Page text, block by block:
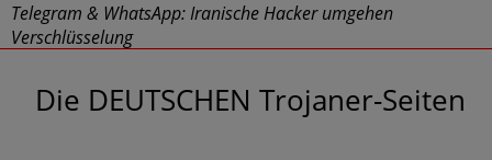
Telegram & WhatsApp: Iranische Hacker umgehen
Verschlüsselung
"Cyberwehr" gestartet
Die DEUTSCHEN Trojaner-Seiten